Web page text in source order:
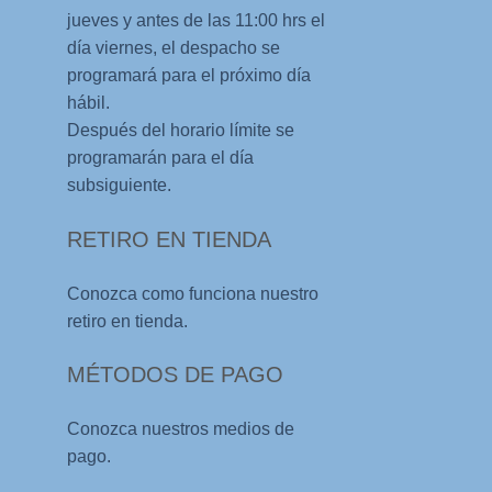
jueves y antes de las 11:00 hrs el
día viernes, el despacho se
programará para el próximo día
hábil.
Después del horario límite se
programarán para el día
subsiguiente.
RETIRO EN TIENDA
Conozca como funciona nuestro
retiro en tienda.
MÉTODOS DE PAGO
Conozca nuestros medios de
pago.